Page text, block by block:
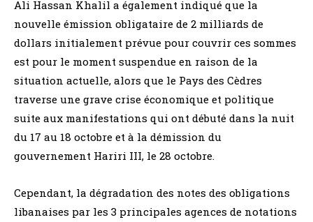
Ali Hassan Khalil a également indiqué que la
nouvelle émission obligataire de 2 milliards de
dollars initialement prévue pour couvrir ces sommes
est pour le moment suspendue en raison de la
situation actuelle, alors que le Pays des Cèdres
traverse une grave crise économique et politique
suite aux manifestations qui ont débuté dans la nuit
du 17 au 18 octobre et à la démission du
gouvernement Hariri III, le 28 octobre.
Cependant, la dégradation des notes des obligations
libanaises par les 3 principales agences de notations